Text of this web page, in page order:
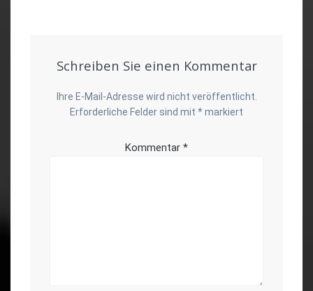
Schreiben Sie einen Kommentar
Ihre E-Mail-Adresse wird nicht veröffentlicht.
Erforderliche Felder sind mit *markiert
Kommentar *